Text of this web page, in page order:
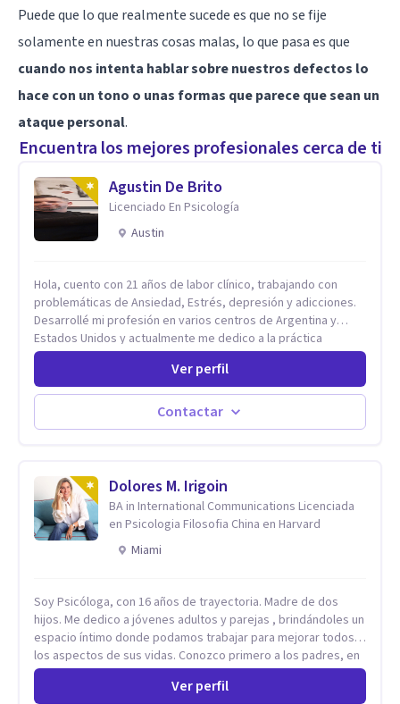
Puede que lo que realmente sucede es que no se fije
solamente en nuestras cosas malas, lo que pasa es que
cuando nos intenta hablar sobre nuestros defectos lo
hace con un tono o unas formas que parece que sean un
ataque personal.
Encuentra los mejores profesionales cerca de ti
Agustin De Brito
Licenciado En Psicología
Austin
Hola, cuento con 21 años de labor clínico, trabajando con
problemáticas de Ansiedad, Estrés, depresión y adicciones.
Desarrollé mi profesión en varios centros de Argentina y
Estados Unidos y actualmente me dedico a la práctica
privada. Utilizo terapias cognitivas conductuales basadas en
evidencia científica con comprobados resultados. Los
objetivos terapéuticos están centrados en brindar
herramientas concretas para el cambio, que permitan
desarrollar nuevas habilidades y estrategias basadas en la
Ver perfil
Contactar
Dolores M. Irigoin
BA in International Communications Licenciada
en Psicologia Filosofia China en Harvard
Miami
Soy Psicóloga, con 16 años de trayectoria. Madre de dos
hijos. Me dedico a jóvenes adultos y parejas , brindándoles un
espacio íntimo donde podamos trabajar para mejorar todos
los aspectos de sus vidas. Conozco primero a los padres, en
el caso de niños u adolescentes, para luego seguir la terapia
con sus hijos, apuntalándolos en su futuro personal,
Ver perfil